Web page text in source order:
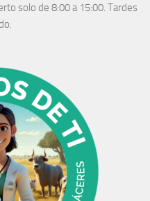
solo de 8:00 a 15:00. Tardes